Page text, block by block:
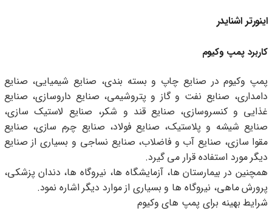
اینورتر اشنایدر
کاربرد پمپ وکیوم
پمپ وکیوم در صنایع چاپ و بسته بندی، صنایع شیمیایی، صنایع
دامداری، صنایع نفت و گاز و پتروشیمی، صنایع داروسازی، صنایع
غذایی و کنسروسازی، صنایع قند و شکر، صنایع لاستیک سازی،
صنایع شیشه و پلاستیک، صنایع فولاد، صنایع چرم سازی، صنایع
مقوا سازی، صنایع آب و فاضلاب، صنایع نساجی و بسیاری از صنایع
دیگر مورد استفاده قرار می گیرد.
همچنین در بیمارستان ها، آزمایشگاه ها، نیروگاه ها، دندان پزشکی،
پرورش ماهی، نیروگاه ها و بسیاری از موارد دیگر اشاره نمود.
شرایط بهینه برای پمپ های وکیوم